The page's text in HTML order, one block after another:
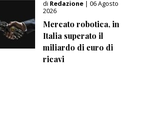
di Redazione | 06 Agosto
2026
Mercato robotica, in
Italia superato il
miliardo di euro di
ricavi